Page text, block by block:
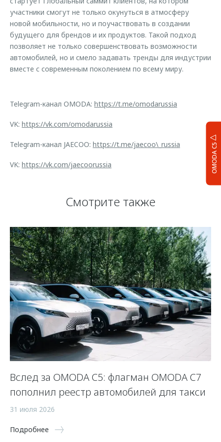
OMODA C5
участники смогут не только окунуться в атмосферу
новой мобильности, но и поучаствовать в создании
будущего для брендов и их продуктов. Такой подход
позволяет не только совершенствовать возможности
автомобилей, но и смело задавать тренды для индустрии
вместе с современным поколением по всему миру.
Telegram-канал OMODA: https://t.me/omodarussia
VK: https://vk.com/omodarussia
Telegram-канал JAECOO: https://t.me/jaecoo\_russia
VK: https://vk.com/jaecoorussia
Смотрите также
Вслед за OMODA C5: флагман OMODA C7
пополнил реестр автомобилей для такси
31 июля 2026
Подробнее